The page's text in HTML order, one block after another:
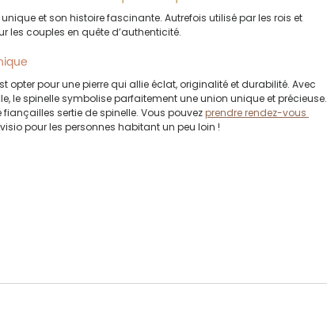
et son histoire fascinante. Autrefois utilisé par les rois et
les couples en quête d’authenticité.
opter pour une pierre qui allie éclat, originalité et durabilité. Avec
le spinelle symbolise parfaitement une union unique et précieuse.
sertie de spinelle. Vous pouvez prendre rendez-vous
pour les personnes habitant un peu loin !